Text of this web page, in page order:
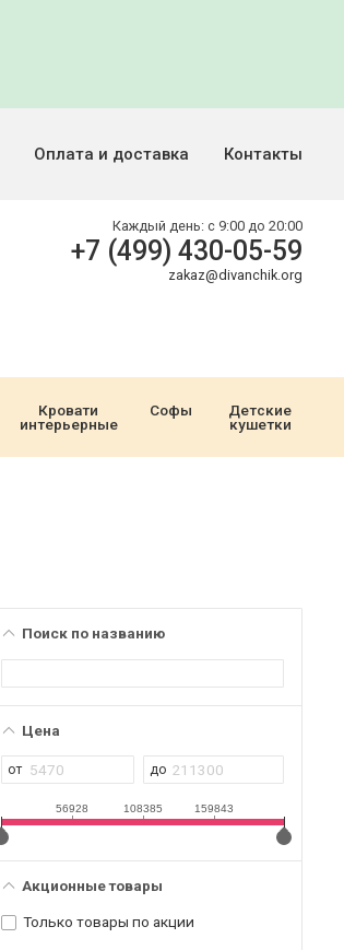
Оплата и доставка Контакты
Каждый день: с 9:00 до 20:00
+7 (499) 430-05-59
zakaz@divanchik.org
Кровати
интерьерные
Софы
Детские
кушетки
Поиск по названию
Цена
56928 108385 159843
Акционные товары
Только товары по акции